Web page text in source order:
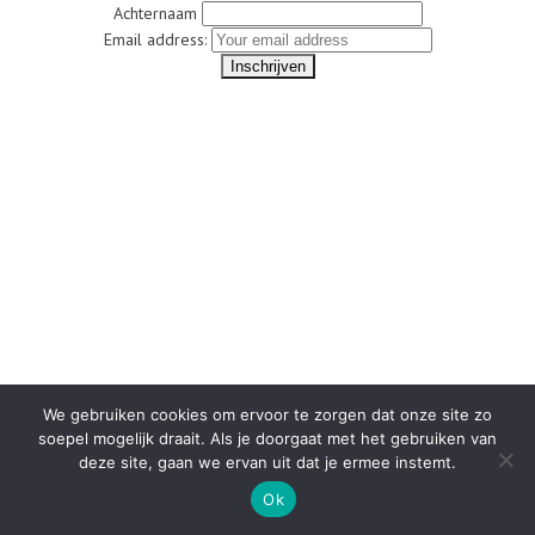
Achternaam
Email address:
PINTEREST
We gebruiken cookies om ervoor te zorgen dat onze site zo
soepel mogelijk draait. Als je doorgaat met het gebruiken van
deze site, gaan we ervan uit dat je ermee instemt.
Ok